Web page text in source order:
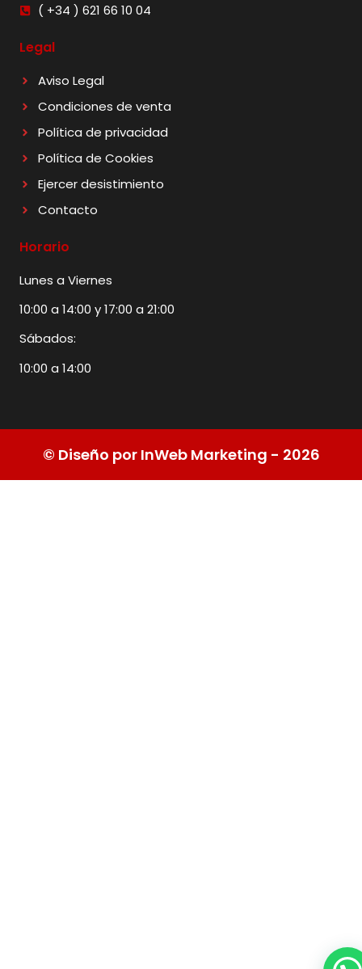
( +34 ) 621 66 10 04
Legal
Aviso Legal
Condiciones de venta
Política de privacidad
Política de Cookies
Ejercer desistimiento
Contacto
Horario
Lunes a Viernes
10:00 a 14:00 y 17:00 a 21:00
Sábados:
10:00 a 14:00
© Diseño por InWeb Marketing - 2026